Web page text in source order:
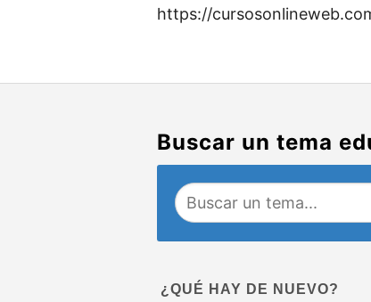
https://
Buscar un tema
¿QUÉ HAY DE NUEVO?